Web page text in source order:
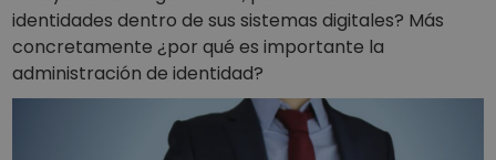
identidades dentro de sus sistemas digitales? Más
concretamente ¿por qué es importante la
administración de identidad?